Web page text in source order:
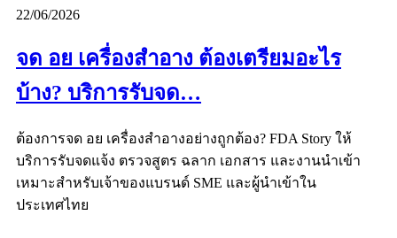
22/06/2026
จด อย เครื่องสำอาง ต้องเตรียมอะไร
บ้าง? บริการรับจด…
ต้องการจด อย เครื่องสำอางอย่างถูกต้อง? FDA Story ให้
บริการรับจดแจ้ง ตรวจสูตร ฉลาก เอกสาร และงานนำเข้า
เหมาะสำหรับเจ้าของแบรนด์ SME และผู้นำเข้าใน
ประเทศไทย